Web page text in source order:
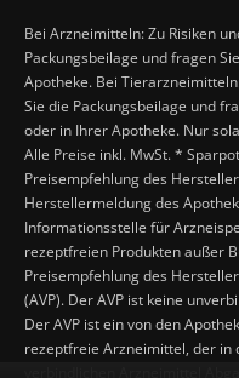
Bei Arzneimitteln: Zu Risiken
Packungsbeilage und fragen
Apotheke. Bei
Sie die Packungsbeilage und
oder in Ihrer Apotheke. Nur
Alle Preise inkl. MwSt. *
Preisempfehlung des
Herstellermeldung des
Informationsstelle für
rezeptfreien Produkten außer
Preisempfehlung des
(AVP). Der AVP ist keine
Der AVP ist ein von den
rezeptfreie Arzneimittel, der in